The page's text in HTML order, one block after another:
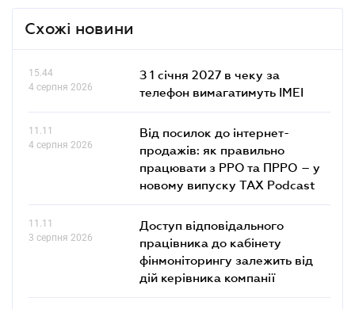
Схожі новини
15.44
4 серпня 2026
З 1 січня 2027 в чеку за
телефон вимагатимуть IMEI
11.11
4 серпня 2026
Від посилок до інтернет-
продажів: як правильно
працювати з РРО та ПРРО – у
новому випуску TAX Podcast
11.11
3 серпня 2026
Доступ відповідального
працівника до кабінету
фінмоніторингу залежить від
дій керівника компанії